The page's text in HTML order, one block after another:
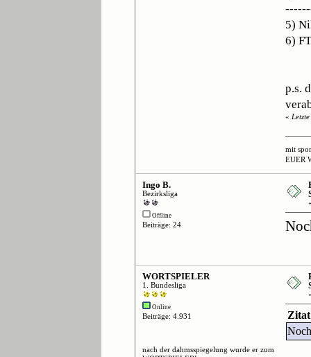
5)
6)
p.s.
«
mit
EUER
Ingo B.
Bezirksliga
Offline
Beiträge: 24
WORTSPIELER
1. Bundesliga
Online
Beiträge: 4.931
nach der dahmsspiegelung wurde er zum
Zitat